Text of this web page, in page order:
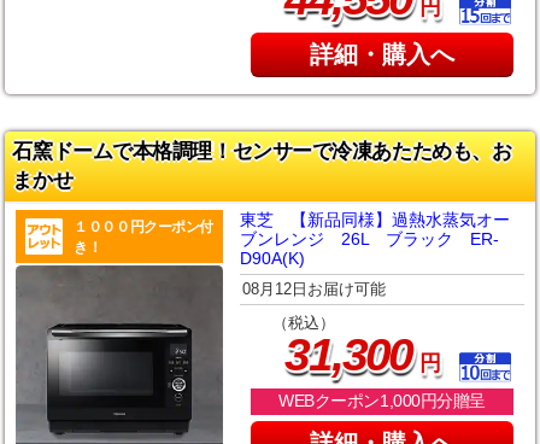
円
詳細・購入へ
石窯ドームで本格調理！センサーで冷凍あたためも、お
まかせ
１０００円クーポン付
き！
東芝 【新品同様】過熱水蒸気オー
ブンレンジ 26L ブラック ER-
D90A(K)
08月12日お届け可能
（税込）
31,300円
WEBクーポン1,000円分贈呈